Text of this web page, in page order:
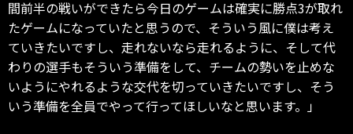
間前半の戦いができたら今日のゲームは確実に勝点3が取れ
たゲームになっていたと思うので、そういう風に僕は考え
ていきたいですし、走れないなら走れるように、そして代
わりの選手もそういう準備をして、チームの勢いを止めな
いようにやれるような交代を切っていきたいですし、そう
いう準備を全員でやって行ってほしいなと思います。」